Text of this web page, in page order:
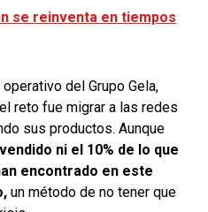
se reinventa en tiempos
del Grupo Gela,
reto fue migrar a las redes
sus productos. Aunque
ni el 10% de lo que
encontrado en este
un método de no tener que